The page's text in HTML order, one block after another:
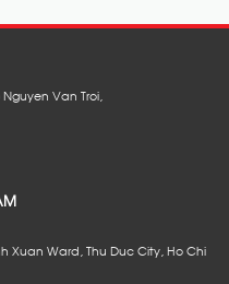
Nguyen Van Troi,
Xuan Ward, Thu Duc City, Ho Chi